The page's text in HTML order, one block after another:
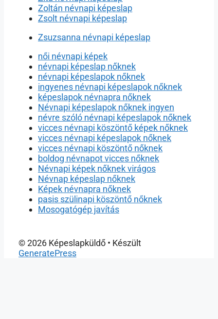
Zoltán névnapi képeslap
Zsolt névnapi képeslap
Zsuzsanna névnapi képeslap
női névnapi képek
névnapi képeslap nőknek
névnapi képeslapok nőknek
ingyenes névnapi képeslapok nőknek
képeslapok névnapra nőknek
Névnapi képeslapok nőknek ingyen
névre szóló névnapi képeslapok nőknek
vicces névnapi köszöntő képek nőknek
vicces névnapi képeslapok nőknek
vicces névnapi köszöntő nőknek
boldog névnapot vicces nőknek
Névnapi képek nőknek virágos
Névnap képeslap nőknek
Képek névnapra nőknek
pasis szülinapi köszöntő nőknek
Mosogatógép javítás
© 2026 Képeslapküldő • Készült
GeneratePress